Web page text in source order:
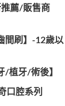
薦/販售商
刷】-12歲以
植牙/術後】
口腔系列